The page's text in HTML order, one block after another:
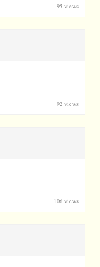
95 views
92 views
106 views